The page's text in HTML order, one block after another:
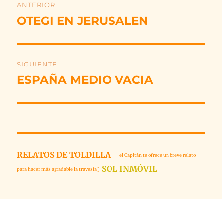
de
ANTERIOR
Entrada
OTEGI EN JERUSALEN
SIGUIENTE
Entrada
ESPAÑA MEDIO VACIA
RELATOS DE TOLDILLA -el Capitán te ofrece un breve relato
para hacer más agradable la travesía: SOL INMÓVIL